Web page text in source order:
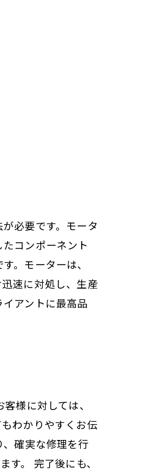
必要です。モータ
コンポーネント
。モーターは、
速に対処し、生産
アントに最高品
様に対しては、
わかりやすくお伝
確実な修理を行
。 完了後にも、